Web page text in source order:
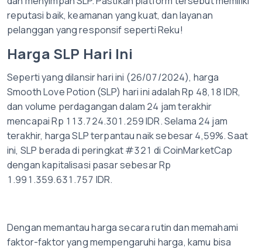
reputasi baik, keamanan yang kuat, dan layanan
pelanggan yang responsif seperti Reku!
Harga SLP Hari Ini
Seperti yang dilansir hari ini (26/07/2024), harga
Smooth Love Potion (SLP) hari ini adalah Rp 48,18 IDR,
dan volume perdagangan dalam 24 jam terakhir
mencapai Rp 113.724.301.259 IDR. Selama 24 jam
terakhir, harga SLP terpantau naik sebesar 4,59%. Saat
ini, SLP berada di peringkat #321 di CoinMarketCap
dengan kapitalisasi pasar sebesar Rp
1.991.359.631.757 IDR.
Dengan memantau harga secara rutin dan memahami
faktor-faktor yang mempengaruhi harga, kamu bisa